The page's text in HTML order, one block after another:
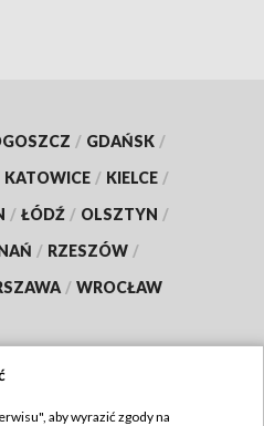
/ GDAŃSK /
KATOWICE / KIELCE /
/ ŁÓDŹ / OLSZTYN /
/ RZESZÓW /
/ WROCŁAW
aby wyrazić zgody na